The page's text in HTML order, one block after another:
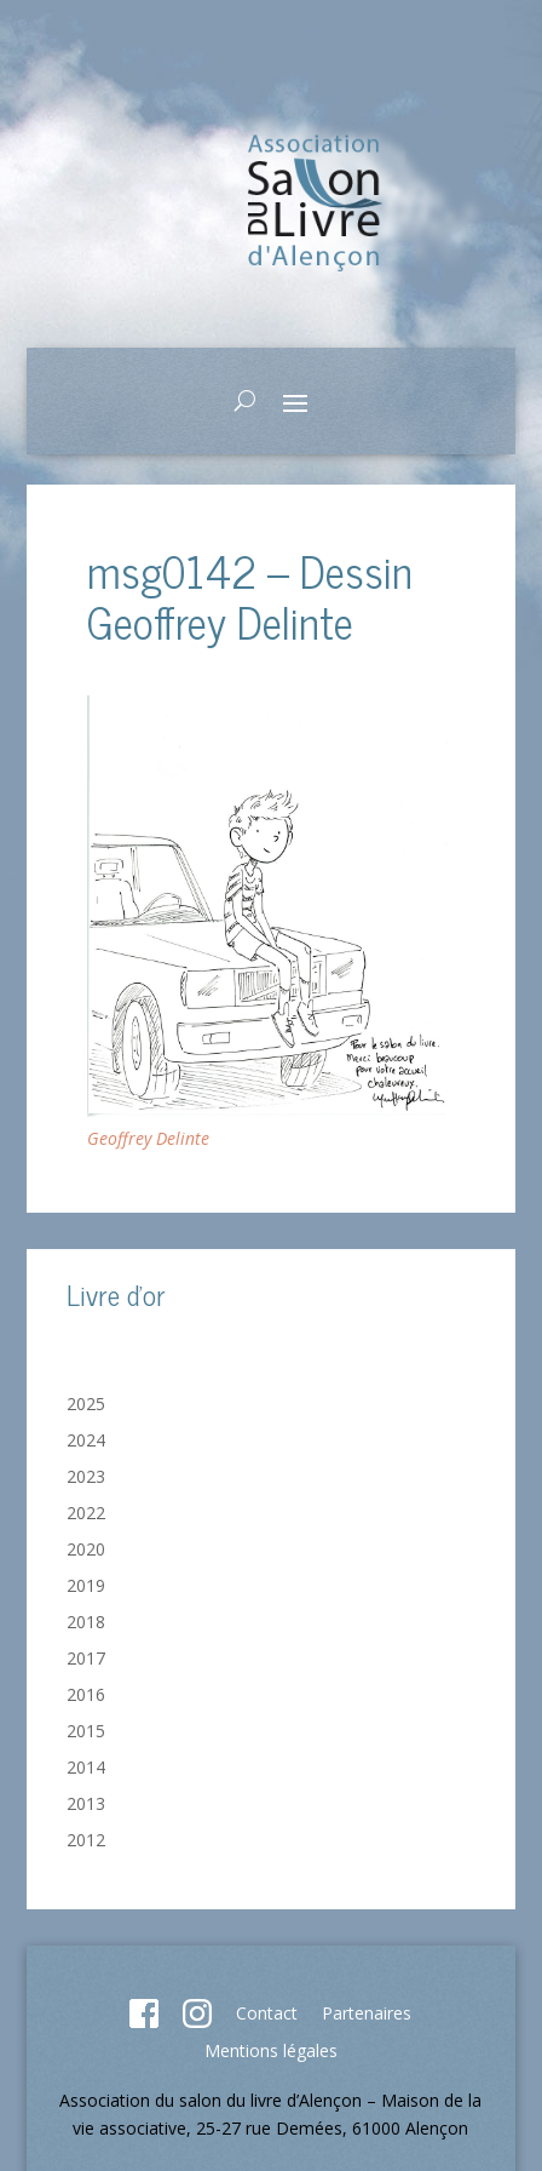
msg0142 – Dessin
Geoffrey Delinte
Geoffrey Delinte
Livre d'or
2025
2024
2023
2022
2020
2019
2018
2017
2016
2015
2014
2013
2012
Contact
Partenaires
Mentions légales
Association du salon du livre d’Alençon – Maison de la
vie associative, 25-27 rue Demées, 61000 Alençon